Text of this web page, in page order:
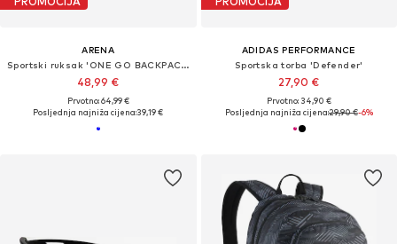
ARENA
Sportski ruksak 'ONE GO BACKPACK 35L'
48,99 €
Prvotno: 64,99 €
Posljednja najniža cijena:39,19 €
ADIDAS PERFORMANCE
Sportska torba 'Defender'
27,90 €
Prvotno: 34,90 €
Posljednja najniža cijena:29,90 €-6%